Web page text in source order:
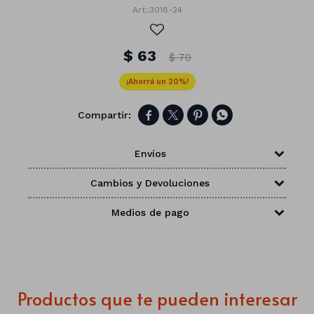
3018-24
$ 63 $ 79
20
   
Envíos
Cambios y Devoluciones
Medios de pago
Productos que te pueden interesar
Clásicas
Platos
Matte